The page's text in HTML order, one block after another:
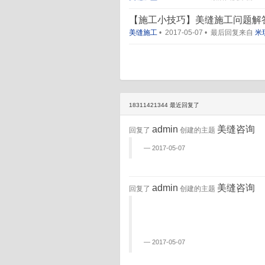
【施工小技巧】美缝施工问题解
美缝施工 • 2017-05-07 • 最后回复来自 米
18311421344 最近回复了
回复了 admin 创建的主题 美缝咨询
2017-05-07
回复了 admin 创建的主题 美缝咨询
2017-05-07